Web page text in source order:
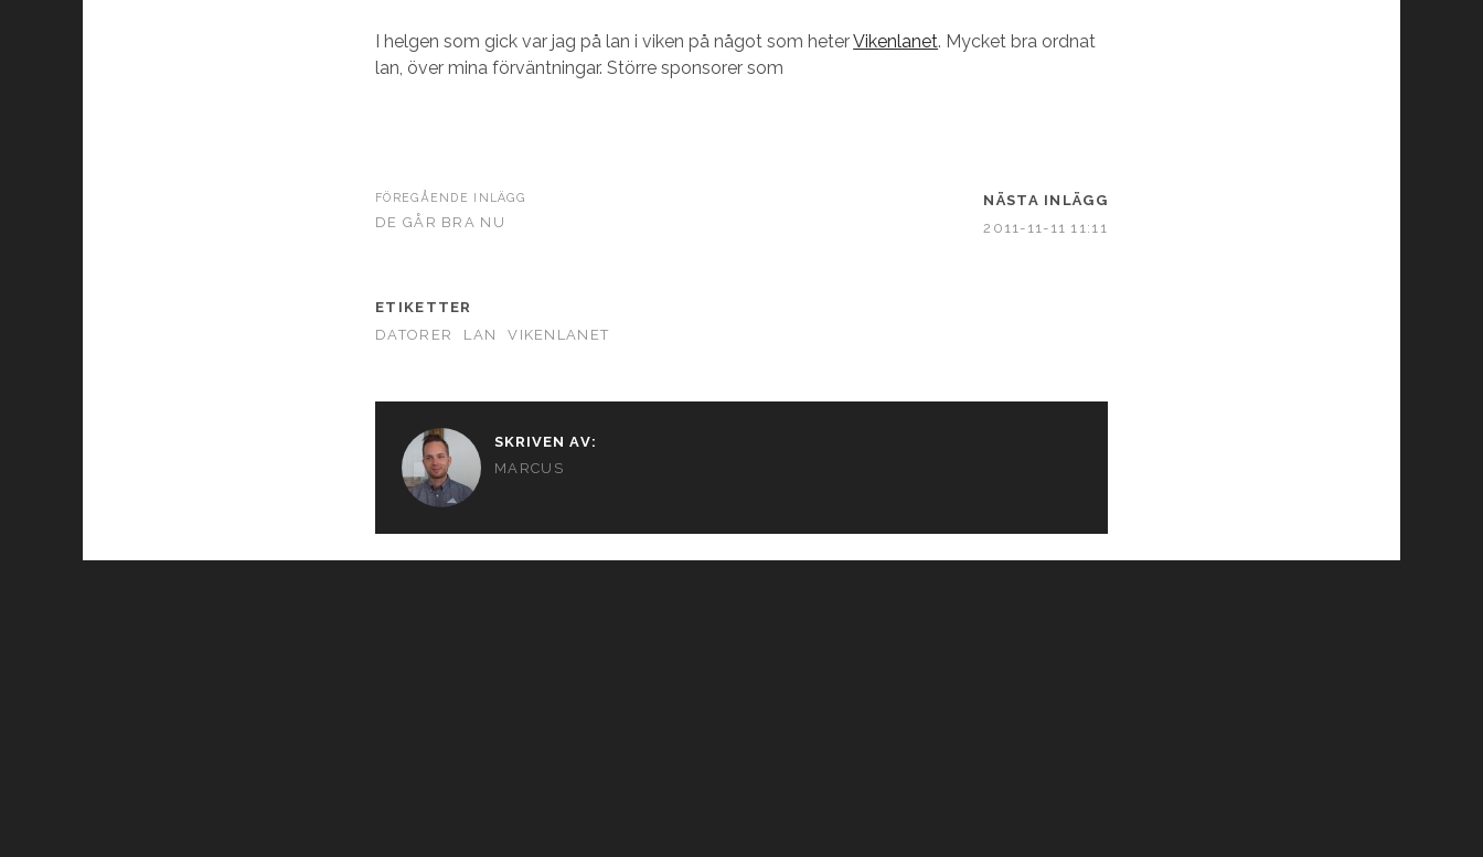
I helgen som gick var jag på lan i viken på något som heterVikenlanet. Mycket bra ordnat
lan, över mina förväntningar. Större sponsorer som
FÖREGÅENDE INLÄGG
DE GÅR BRA NU
NÄSTA INLÄGG
2011-11-11 11:11
ETIKETTER
DATORER
LAN VIKENLANET
SKRIVEN AV:
MARCUS